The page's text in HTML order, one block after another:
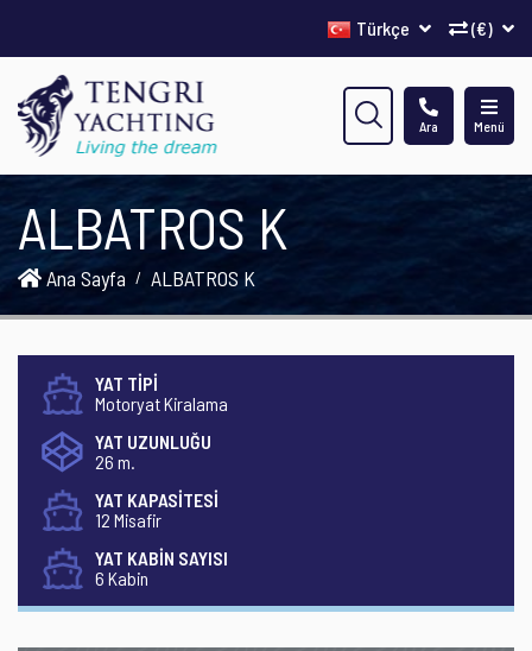
(€)
Türkçe
Menü
Ara
ALBATROS K
Ana Sayfa ALBATROS K
YAT TİPİ
Motoryat Kiralama
YAT UZUNLUĞU
26 m.
YAT KAPASİTESİ
12 Misafir
YAT KABİN SAYISI
6 Kabin